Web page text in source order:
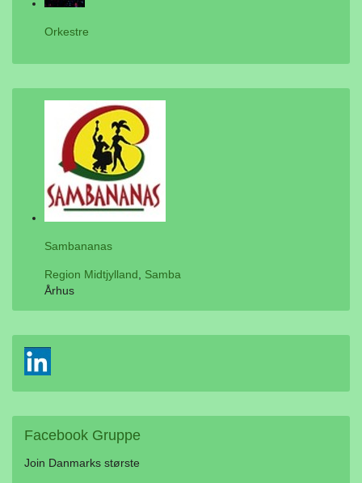
Orkestre
Sambananas
Region Midtjylland
Samba
Århus
Facebook Gruppe
Join Danmarks største